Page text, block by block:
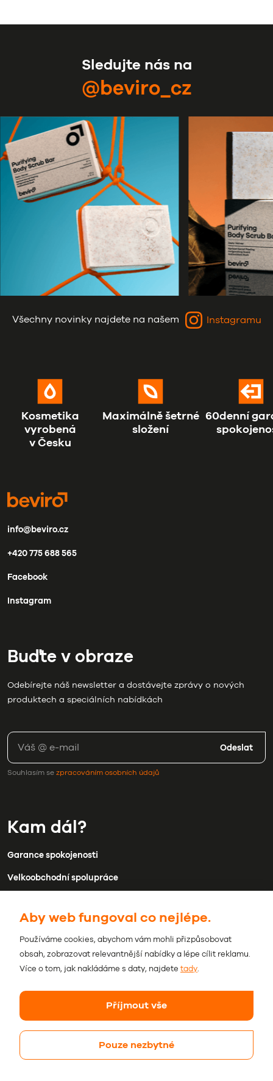
Sledujte nás na
@beviro_cz
Všechny novinky najdete na našem Instagramu
Kosmetika
vyrobená
v Česku
Maximálně šetrné
složení
60denní
info@beviro.cz
+420 775 688 565
Facebook
Instagram
Buďte v obraze
Odebírejte náš newsletter a dostávejte zprávy o nových
produktech a speciálních nabídkách
Odeslat
Souhlasím sezpracováním osobních údajů
Kam dál?
Garance spokojenosti
Velkoobchodní spolupráce
Kontakty
Obchodní podmínky
Ochrana osobních údajů
© 2026 Beviro. Všechna práva vyhrazena.
Aby web fungoval co nejlépe.
Používáme cookies, abychom vám mohli přizpůsobovat
obsah, zobrazovat relevantnější nabídky a lépe cílit reklamu.
Více o tom, jak nakládáme s daty, najdete tady.
Pouze nezbytné
Příjmout vše